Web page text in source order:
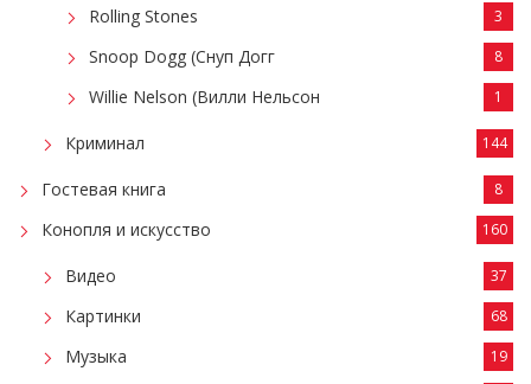
Rolling Stones 3
Snoop Dogg (Снуп Догг 8
Willie Nelson (Вилли Нельсон 1
Криминал 144
Гостевая книга 8
Конопля и искусство 160
Видео 37
Картинки 68
Музыка 19